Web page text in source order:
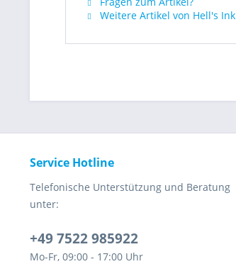
Weitere Artikel von Hell's Ink
Service Hotline
Telefonische Unterstützung und Beratung
unter:
+49 7522 985922
Mo-Fr, 09:00 - 17:00 Uhr